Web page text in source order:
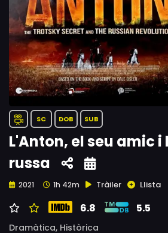
SC DOB SUB
L'Anton, el seu amic
russa
2021 1h 42m Tràiler Llista
6.8 5.5
Dramàtica, Històrica